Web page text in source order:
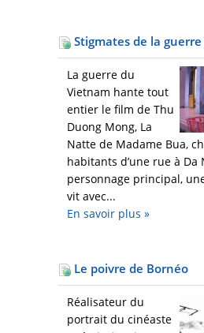
Stigmates de la
La guerre du
Vietnam hante tout
entier le film de Thu
Duong Mong, La
Natte de Madame Bua,
habitants d’une rue à Da
personnage principal,
vit avec...
En savoir plus »
Le poivre de Bornéo
Réalisateur du
portrait du cinéaste